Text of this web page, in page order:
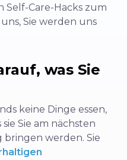
Self-Care-Hacks zum
Sie werden uns
was Sie
keine Dinge essen,
sie Sie am nächsten
bringen werden. Sie